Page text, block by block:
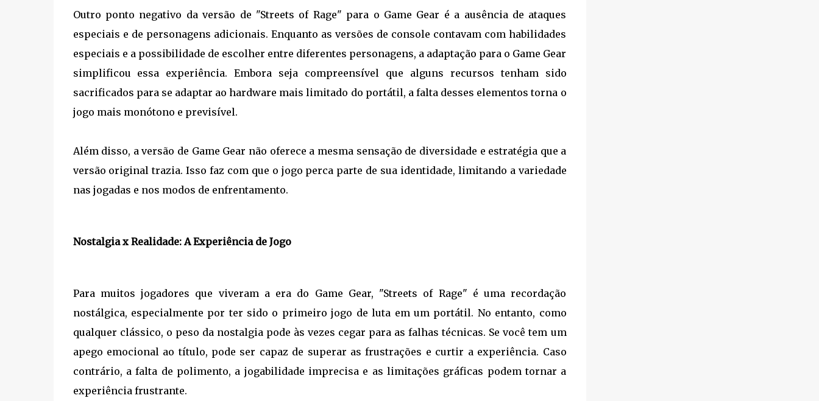
Outro ponto negativo da versão de "Streets of Rage" para o Game Gear é a ausência de ataques
especiais e de personagens adicionais. Enquanto as versões de console contavam com habilidades
especiais e a possibilidade de escolher entre diferentes personagens, a adaptação para o Game Gear
simplificou essa experiência. Embora seja compreensível que alguns recursos tenham sido
sacrificados para se adaptar ao hardware mais limitado do portátil, a falta desses elementos torna o
jogo mais monótono e previsível.
Além disso, a versão de Game Gear não oferece a mesma sensação de diversidade e estratégia que a
versão original trazia. Isso faz com que o jogo perca parte de sua identidade, limitando a variedade
nas jogadas e nos modos de enfrentamento.
Nostalgia x Realidade: A Experiência de Jogo
Para muitos jogadores que viveram a era do Game Gear, "Streets of Rage" é uma recordação
nostálgica, especialmente por ter sido o primeiro jogo de luta em um portátil. No entanto, como
qualquer clássico, o peso da nostalgia pode às vezes cegar para as falhas técnicas. Se você tem um
apego emocional ao título, pode ser capaz de superar as frustrações e curtir a experiência. Caso
contrário, a falta de polimento, a jogabilidade imprecisa e as limitações gráficas podem tornar a
experiência frustrante.